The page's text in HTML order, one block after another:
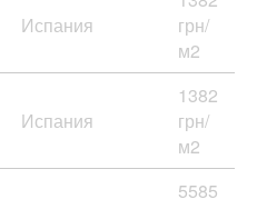
Испания
грн/
м2
Испания
1382
грн/
м2
5585